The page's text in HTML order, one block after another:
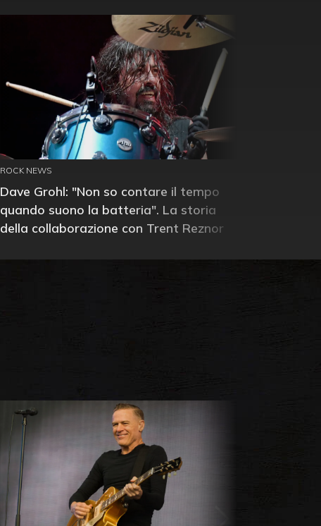
ROCK NEWS
Dave Grohl: "Non so contare il tempo
quando suono la batteria". La storia
della collaborazione con Trent Reznor